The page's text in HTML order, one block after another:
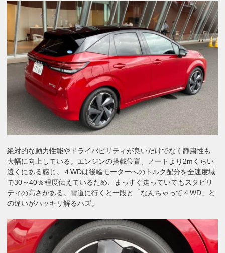
絶対的な動力性能やドライバビリティが良いだけでなく静粛性も
大幅に向上している。エンジンの搭載位置、ノートより2mくらい
遠くにある感じ。４WDは後輪モーターへのトルク配分を全速度域
で30～40％程度伝えているため、まっすぐ走っていてもスタビリ
ティの高さがある。雪道に行くと一段と「なんちゃって４WD」と
の違いがハッキリ解るハズ。